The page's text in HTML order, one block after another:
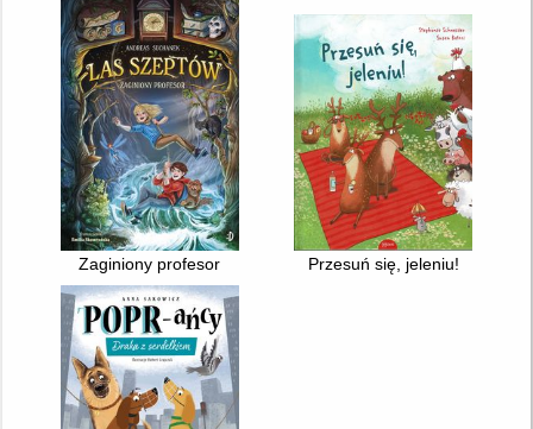
Zaginiony profesor Przesuń się, jeleniu!